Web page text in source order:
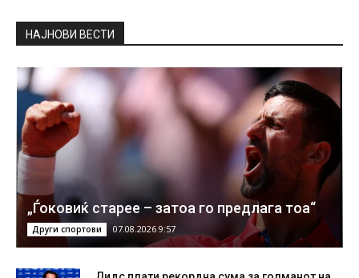
НAЈНОВИ ВЕСТИ
„Ѓоковиќ старее – затоа го предлага тоа“
Други спортови 07.08.2026 9:57